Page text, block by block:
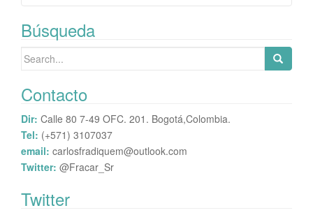
Búsqueda
Search
Contacto
Dir: Calle 80 7-49 OFC. 201. Bogotá,Colombia.
Tel: (+571) 3107037
email: carlosfradiquem@outlook.com
Twitter: @Fracar_Sr
Twitter